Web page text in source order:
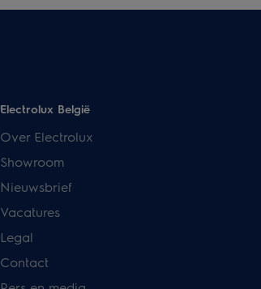
Electrolux België
Over Electrolux
Showroom
Nieuwsbrief
Vacatures
Legal
Contact